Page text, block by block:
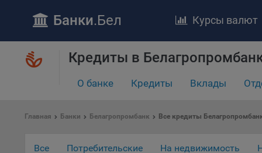
Банки.Бел Курсы валют
Кредиты в
О банке Кредиты Вклады
Главная Банки Белагропромбанк Все кредиты
Все Потребительские На недвижимость